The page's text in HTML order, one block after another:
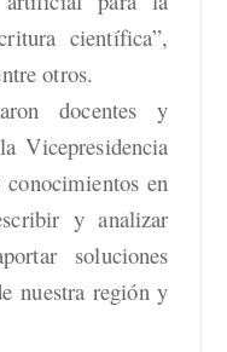
científica”,
otros.
docentes y
Vicepresidencia
en
y analizar
soluciones
nuestra región y